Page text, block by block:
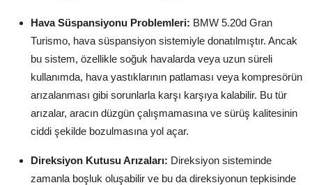
Hava Süspansiyonu Problemleri: BMW 5.20d Gran
Turismo, hava süspansiyon sistemiyle donatılmıştır. Ancak
bu sistem, özellikle soğuk havalarda veya uzun süreli
kullanımda, hava yastıklarının patlaması veya kompresörün
arızalanması gibi sorunlarla karşı karşıya kalabilir. Bu tür
arızalar, aracın düzgün çalışmamasına ve sürüş kalitesinin
ciddi şekilde bozulmasına yol açar.
Direksiyon Kutusu Arızaları: Direksiyon sisteminde
zamanla boşluk oluşabilir ve bu da direksiyonun tepkisinde